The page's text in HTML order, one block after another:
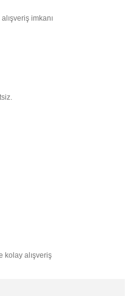
imkanı
kolay alışveriş